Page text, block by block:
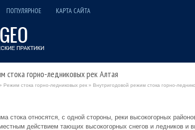
ПОПУЛЯРНОЕ КАРТА САЙТА
стока горно-ледниковых рек Алтая
Режим стока горно-ледниковых рек» Внутригодовой режим стока горно-
стока относятся, с одной стороны, реки высокогорных
действием тающих высокогорных снегов и ледников и